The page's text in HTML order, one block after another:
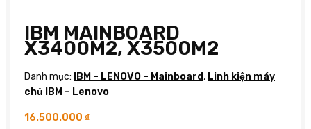
IBM MAINBOARD
X3400M2, X3500M2
Danh mục: IBM – LENOVO – Mainboard, Linh kiện máy
chủ IBM – Lenovo
16.500.000 ₫